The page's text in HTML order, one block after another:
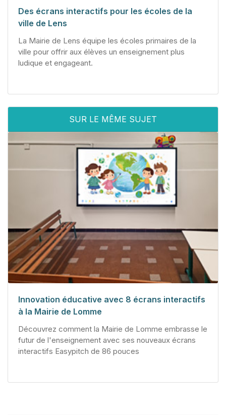
Des écrans interactifs pour les écoles de la
ville de Lens
La Mairie de Lens équipe les écoles primaires de la
ville pour offrir aux élèves un enseignement plus
ludique et engageant.
SUR LE MÊME SUJET
Innovation éducative avec 8 écrans interactifs
à la Mairie de Lomme
Découvrez comment la Mairie de Lomme embrasse le
futur de l'enseignement avec ses nouveaux écrans
interactifs Easypitch de 86 pouces